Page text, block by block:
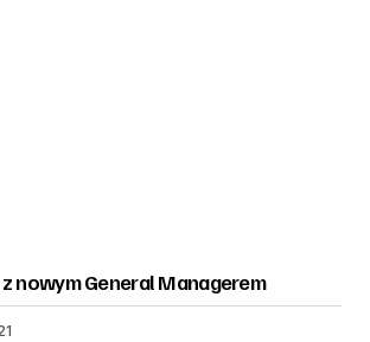
nowym General Managerem